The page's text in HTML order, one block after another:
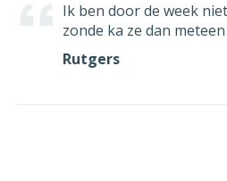
Ik ben door de week
zonde ka ze dan
Rutgers